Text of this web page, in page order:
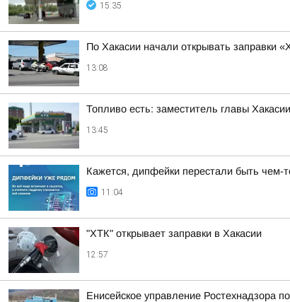
15:35
По Хакасии начали открывать заправки
13:08
Топливо есть: заместитель главы
13:45
Кажется, дипфейки перестали быть чем-
11:04
"ХТК" открывает заправки в Хакасии
12:57
Енисейское управление Ростехнадзора